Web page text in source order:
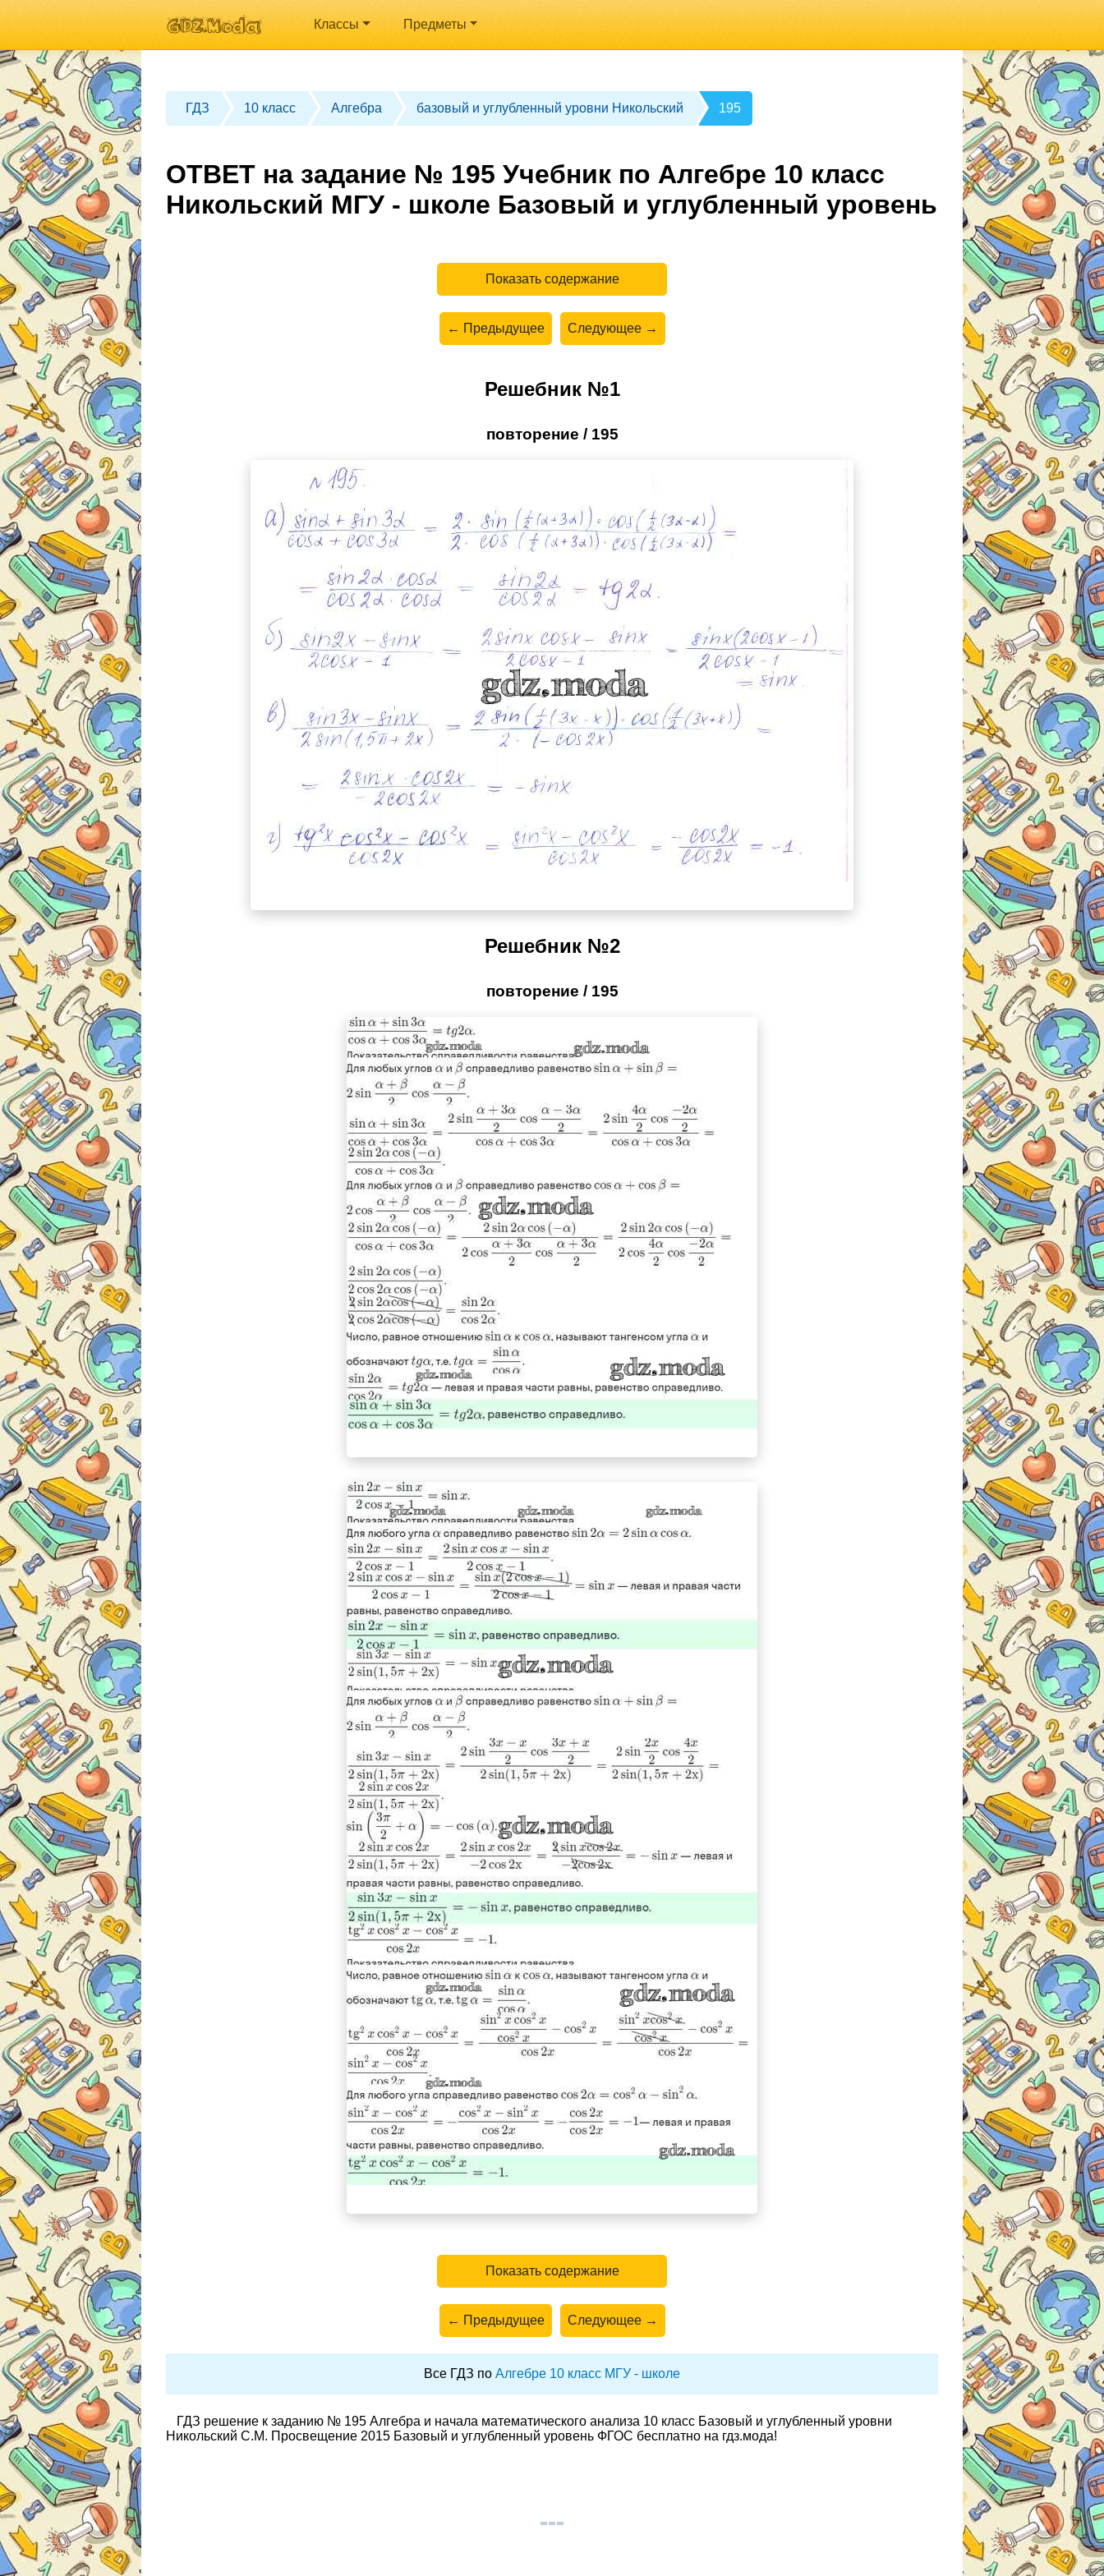
Классы Предметы
ГДЗ 10 класс Алгебра базовый и углубленный уровни Никольский 195
ОТВЕТ на задание № 195 Учебник по Алгебре 10 класс
Никольский МГУ - школе Базовый и углубленный уровень
Показать содержание
← Предыдущее Следующее →
Решебник №1
повторение / 195
Решебник №2
повторение / 195
Показать содержание
← Предыдущее Следующее →
Все ГДЗ по Алгебре 10 класс МГУ - школе
ГДЗ решение к заданию № 195 Алгебра и начала математического анализа 10 класс Базовый и углубленный уровни
Никольский С.М. Просвещение 2015 Базовый и углубленный уровень ФГОС бесплатно на гдз.мода!